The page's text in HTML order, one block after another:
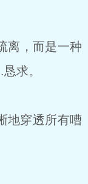
离，而是一种
求。
地穿透所有嘈